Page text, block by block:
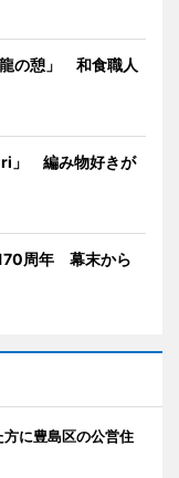
の憩」 和食職人
」 編み物好きが
周年 幕末から
方に豊島区の公営住